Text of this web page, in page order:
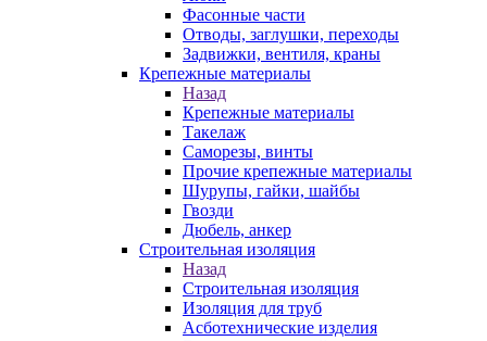
Фасонные части
Отводы, заглушки, переходы
Задвижки, вентиля, краны
Крепежные материалы
Назад
Крепежные материалы
Такелаж
Саморезы, винты
Прочие крепежные материалы
Шурупы, гайки, шайбы
Гвозди
Дюбель, анкер
Строительная изоляция
Назад
Строительная изоляция
Изоляция для труб
Асботехнические изделия